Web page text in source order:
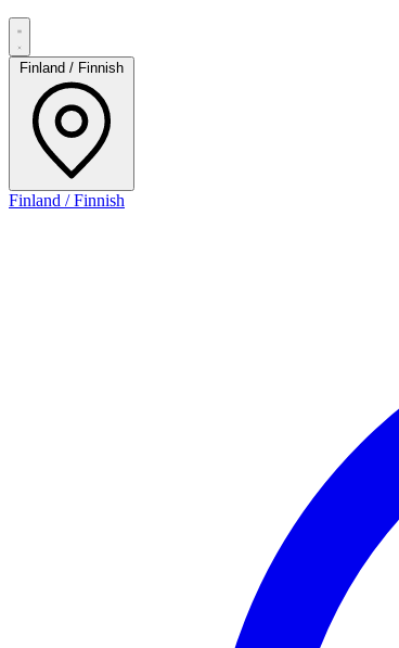
Finland / Finnish
Finland / Finnish